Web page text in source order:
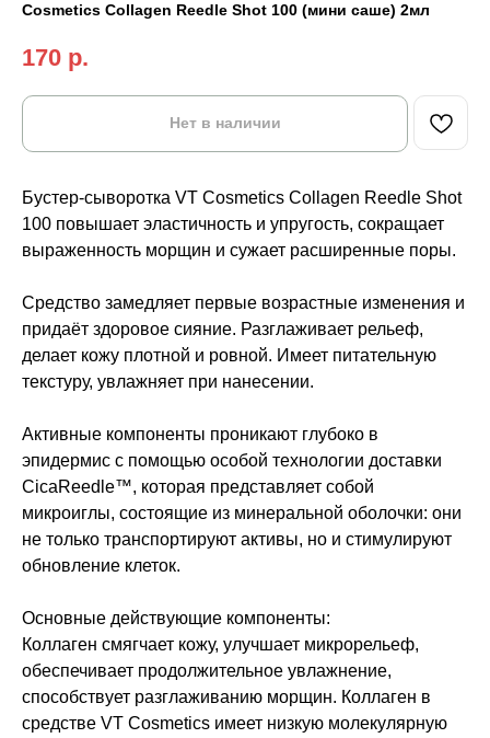
Cosmetics Collagen Reedle Shot 100 (мини саше) 2мл
170 р.
Нет в наличии
Бустер-сыворотка VT Cosmetics Collagen Reedle Shot
100 повышает эластичность и упругость, сокращает
выраженность морщин и сужает расширенные поры.
Средство замедляет первые возрастные изменения и
придаёт здоровое сияние. Разглаживает рельеф,
делает кожу плотной и ровной. Имеет питательную
текстуру, увлажняет при нанесении.
Активные компоненты проникают глубоко в
эпидермис с помощью особой технологии доставки
CicaReedle™, которая представляет собой
микроиглы, состоящие из минеральной оболочки: они
не только транспортируют активы, но и стимулируют
обновление клеток.
Основные действующие компоненты:
Коллаген смягчает кожу, улучшает микрорельеф,
обеспечивает продолжительное увлажнение,
способствует разглаживанию морщин. Коллаген в
средстве VT Cosmetics имеет низкую молекулярную